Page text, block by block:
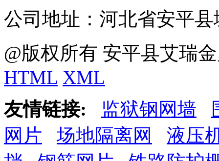
公司地址：河北省安平
@版权所有 安平县艾瑞
HTML XML
友情链接:
监狱钢网墙
网片
场地隔离网
液压